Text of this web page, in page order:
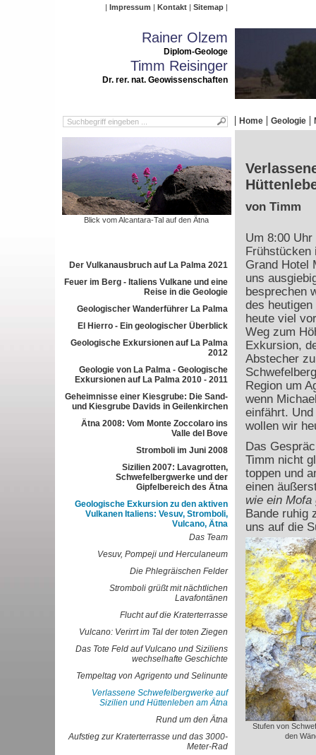
Impressum Kontakt Sitemap
Rainer Olzem
Diplom-Geologe
Timm Reisinger
Dr. rer. nat. Geowissenschaften
Home Geologie
Blick vom Alcantara-Tal auf den Ätna
Der Vulkanausbruch auf La Palma 2021
Feuer im Berg - Italiens Vulkane und eine
Reise in die Geologie
Geologischer Wanderführer La Palma
El Hierro - Ein geologischer Überblick
Geologische Exkursionen auf La Palma
2012
Geologie von La Palma - Geologische
Exkursionen auf La Palma 2010 - 2011
Geheimnisse einer Kiesgrube: Die Sand-
und Kiesgrube Davids in Geilenkirchen
Ätna 2008: Vom Monte Zoccolaro ins
Valle del Bove
Stromboli im Juni 2008
Sizilien 2007: Lavagrotten,
Schwefelbergwerke und der
Gipfelbereich des Ätna
Geologische Exkursion zu den aktiven
Vulkanen Italiens: Vesuv, Stromboli,
Vulcano, Ätna
Das Team
Vesuv, Pompeji und Herculaneum
Die Phlegräischen Felder
Stromboli grüßt mit nächtlichen
Lavafontänen
Flucht auf die Kraterterrasse
Vulcano: Verirrt im Tal der toten Ziegen
Das Tote Feld auf Vulcano und Siziliens
wechselhafte Geschichte
Tempeltag von Agrigento und Selinunte
Verlassene Schwefelbergwerke auf
Sizilien und Hüttenleben am Ätna
Rund um den Ätna
Aufstieg zur Kraterterrasse und das 3000-
Meter-Rad
von Timm
Um 8:00
Frühstücken
Grand Hotel
uns
besprechen
des heutigen
heute viel
Weg zum
Exkursion,
Abstecher
Region um
wenn
einfährt.
wollen wir
Das
Timm nicht
toppen und
einen
wie ein
Bande ruhig
uns auf die
Stufen von
den